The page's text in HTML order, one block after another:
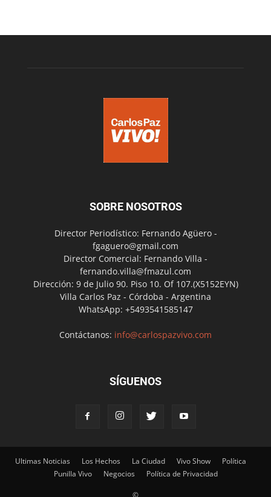
SOBRE NOSOTROS
Director Periodístico: Fernando Agüero -
fgaguero@gmail.com
Director Comercial: Fernando Villa -
fernando.villa@fmazul.com
Dirección: 9 de Julio 90. Piso 10. Of 107.(X5152EYN)
Villa Carlos Paz - Córdoba - Argentina
WhatsApp: +5493541585147
Contáctanos: info@carlospazvivo.com
SÍGUENOS
Ultimas Noticias Los Hechos La Ciudad Vivo Show
Política
Punilla Vivo
Negocios Política de Privacidad
©